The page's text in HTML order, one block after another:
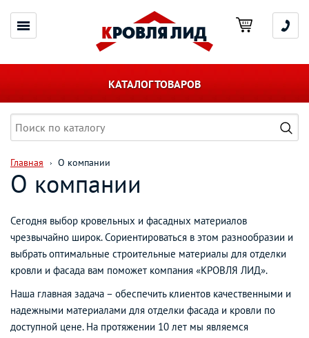
КАТАЛОГ ТОВАРОВ
Главная О компании
О компании
Сегодня выбор кровельных и фасадных материалов
чрезвычайно широк. Сориентироваться в этом разнообразии и
выбрать оптимальные строительные материалы для отделки
кровли и фасада вам поможет компания «КРОВЛЯ ЛИД».
Наша главная задача – обеспечить клиентов качественными и
надежными материалами для отделки фасада и кровли по
доступной цене. На протяжении 10 лет мы являемся